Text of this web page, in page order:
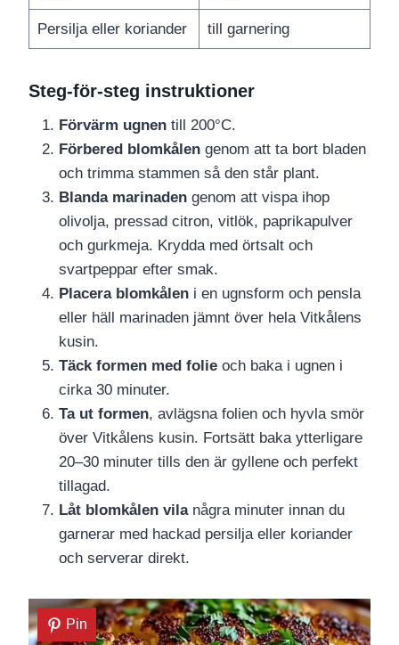
Persilja eller koriander till garnering
Steg-för-steg instruktioner
Förvärm ugnen till 200°C.
Förbered blomkålen genom att ta bort bladen
och trimma stammen så den står plant.
Blanda marinaden genom att vispa ihop
olivolja, pressad citron, vitlök, paprikapulver
och gurkmeja. Krydda med örtsalt och
svartpeppar efter smak.
Placera blomkålen i en ugnsform och pensla
eller häll marinaden jämnt över hela Vitkålens
kusin.
Täck formen med folie och baka i ugnen i
cirka 30 minuter.
Ta ut formen, avlägsna folien och hyvla smör
över Vitkålens kusin. Fortsätt baka ytterligare
20–30 minuter tills den är gyllene och perfekt
tillagad.
Låt blomkålen vilanågra minuter innan du
garnerar med hackad persilja eller koriander
och serverar direkt.
Pin